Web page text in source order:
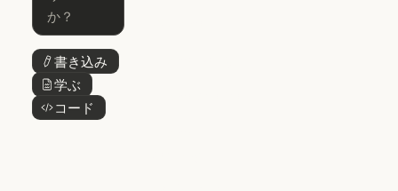
書き込み
ボタンテキスト
学ぶ
ボタンテキスト
コード
ボタンテキスト